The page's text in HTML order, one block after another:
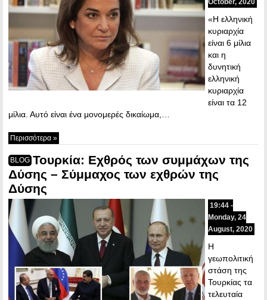
«Η ελληνική
κυριαρχία
είναι 6 μίλια
και η
δυνητική
ελληνική
κυριαρχία
είναι τα 12
μίλια. Αυτό είναι ένα μονομερές δικαίωμα,…
Περισσότερα »
BLOG Τουρκία: Εχθρός των συμμάχων της
Δύσης – Σύμμαχος των εχθρών της
Δύσης
19:44 -
Monday, 24
August, 2020
Η
γεωπολιτική
στάση της
Τουρκίας τα
τελευταία